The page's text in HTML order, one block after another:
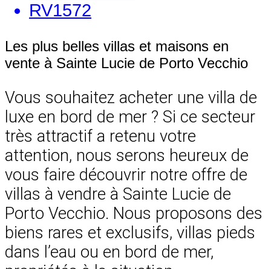
RV1572
Les plus belles villas et maisons en
vente à Sainte Lucie de Porto Vecchio
Vous souhaitez acheter une villa de
luxe en bord de mer ? Si ce secteur
très attractif a retenu votre
attention, nous serons heureux de
vous faire découvrir notre offre de
villas à vendre à Sainte Lucie de
Porto Vecchio. Nous proposons des
biens rares et exclusifs, villas pieds
dans l’eau ou en bord de mer,